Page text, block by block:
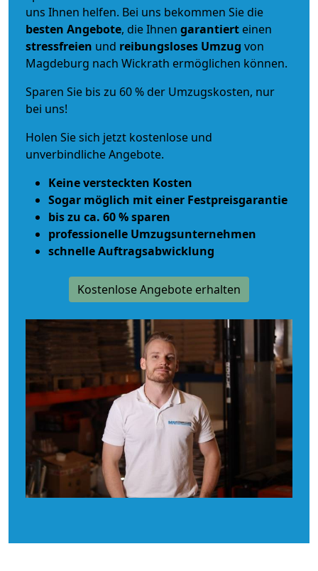
uns Ihnen helfen. Bei uns bekommen Sie die
besten Angebote, die Ihnen garantiert einen
stressfreien und reibungsloses Umzug von
Magdeburg nach Wickrath ermöglichen können.
Sparen Sie bis zu 60 % der Umzugskosten, nur
bei uns!
Holen Sie sich jetzt kostenlose und
unverbindliche Angebote.
Keine versteckten Kosten
Sogar möglich mit einer Festpreisgarantie
bis zu ca. 60 % sparen
professionelle Umzugsunternehmen
schnelle Auftragsabwicklung
Kostenlose Angebote erhalten